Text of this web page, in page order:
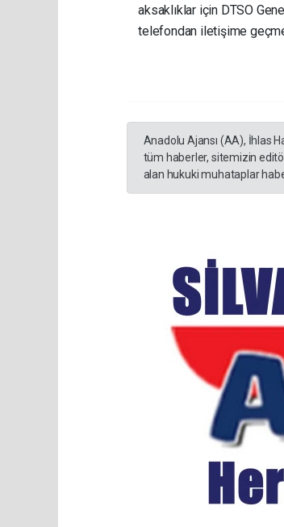
aksaklıklar için DTSO
telefondan iletişime
Anadolu Ajansı (AA), İhlas
tüm haberler, sitemizin
alan hukuki muhataplar